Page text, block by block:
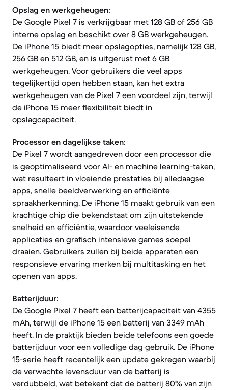
Opslag en werkgeheugen:
De Google Pixel 7 is verkrijgbaar met 128 GB of 256 GB
interne opslag en beschikt over 8 GB werkgeheugen.
De iPhone 15 biedt meer opslagopties, namelijk 128 GB,
256 GB en 512 GB, en is uitgerust met 6 GB
werkgeheugen. Voor gebruikers die veel apps
tegelijkertijd open hebben staan, kan het extra
werkgeheugen van de Pixel 7 een voordeel zijn, terwijl
de iPhone 15 meer flexibiliteit biedt in
opslagcapaciteit.
Processor en dagelijkse taken:
De Pixel 7 wordt aangedreven door een processor die
is geoptimaliseerd voor AI- en machine learning-taken,
wat resulteert in vloeiende prestaties bij alledaagse
apps, snelle beeldverwerking en efficiënte
spraakherkenning. De iPhone 15 maakt gebruik van een
krachtige chip die bekendstaat om zijn uitstekende
snelheid en efficiëntie, waardoor veeleisende
applicaties en grafisch intensieve games soepel
draaien. Gebruikers zullen bij beide apparaten een
responsieve ervaring merken bij multitasking en het
openen van apps.
Batterijduur:
De Google Pixel 7 heeft een batterijcapaciteit van 4355
mAh, terwijl de iPhone 15 een batterij van 3349 mAh
heeft. In de praktijk bieden beide telefoons een goede
batterijduur voor een volledige dag gebruik. De iPhone
15-serie heeft recentelijk een update gekregen waarbij
de verwachte levensduur van de batterij is
verdubbeld, wat betekent dat de batterij 80% van zijn